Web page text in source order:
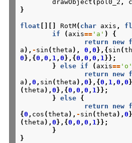
drawObject ( pol0_2 ,
}
float RotM( char axis ,
if
( axis== 'a' )
{
return
new
a ), - sin (theta ), 0 ,0 },{ sin (
0 },{0 ,0 , 1,0 },{0 ,0 ,0 , 1}};
}
else if ( axis== 'o'
return
new
a ),0 , sin (theta ),0 },{0 , 1,0 ,0
(theta ),0 },{0 ,0 ,0 , 1}};
}
else {
return
new
{0 , cos (theta ), - sin (theta ),0
(theta ),0 },{0 ,0 ,0 , 1}};
}
}